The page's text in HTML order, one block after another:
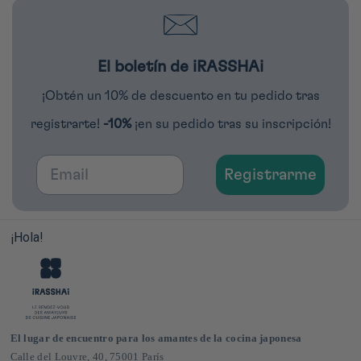
El boletín de iRASSHAi
¡Obtén un 10% de descuento en tu pedido tras
registrarte! -10% ¡en su pedido tras su inscripción!
Email
Registrarme
¡Hola!
El lugar de encuentro para los amantes de la cocina japonesa
Calle del Louvre, 40, 75001 París